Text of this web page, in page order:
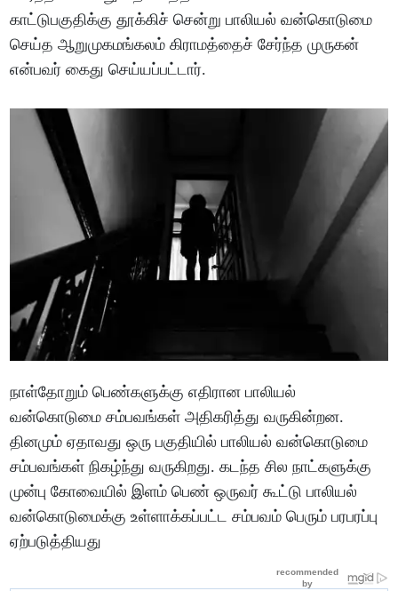
காட்டுபகுதிக்கு தூக்கிச் சென்று பாலியல் வன்கொடுமை
செய்த ஆறுமுகமங்கலம் கிராமத்தைச் சேர்ந்த முருகன்
என்பவர் கைது செய்யப்பட்டார்.
நாள்தோறும் பெண்களுக்கு எதிரான பாலியல்
வன்கொடுமை சம்பவங்கள் அதிகரித்து வருகின்றன.
தினமும் ஏதாவது ஒரு பகுதியில் பாலியல் வன்கொடுமை
சம்பவங்கள் நிகழ்ந்து வருகிறது. கடந்த சில நாட்களுக்கு
முன்பு கோவையில் இளம் பெண் ஒருவர் கூட்டு பாலியல்
வன்கொடுமைக்கு உள்ளாக்கப்பட்ட சம்பவம் பெரும் பரபரப்பு
ஏற்படுத்தியது